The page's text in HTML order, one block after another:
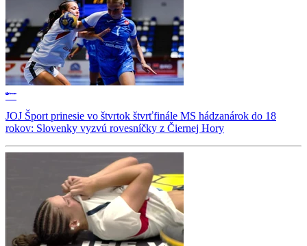
JOJ Šport prinesie vo štvrtok štvrťfinále MS hádzanárok do 18
rokov: Slovenky vyzvú rovesníčky z Čiernej Hory